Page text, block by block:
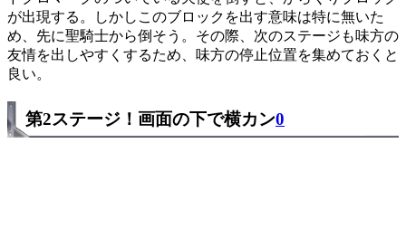
が出現する。しかしこのブロックを出す意味は特に無いた
め、先に聖騎士から倒そう。その際、次のステージも味方の
友情を出しやすくするため、味方の停止位置を集めておくと
良い。
第2ステージ！画面の下で横カン0